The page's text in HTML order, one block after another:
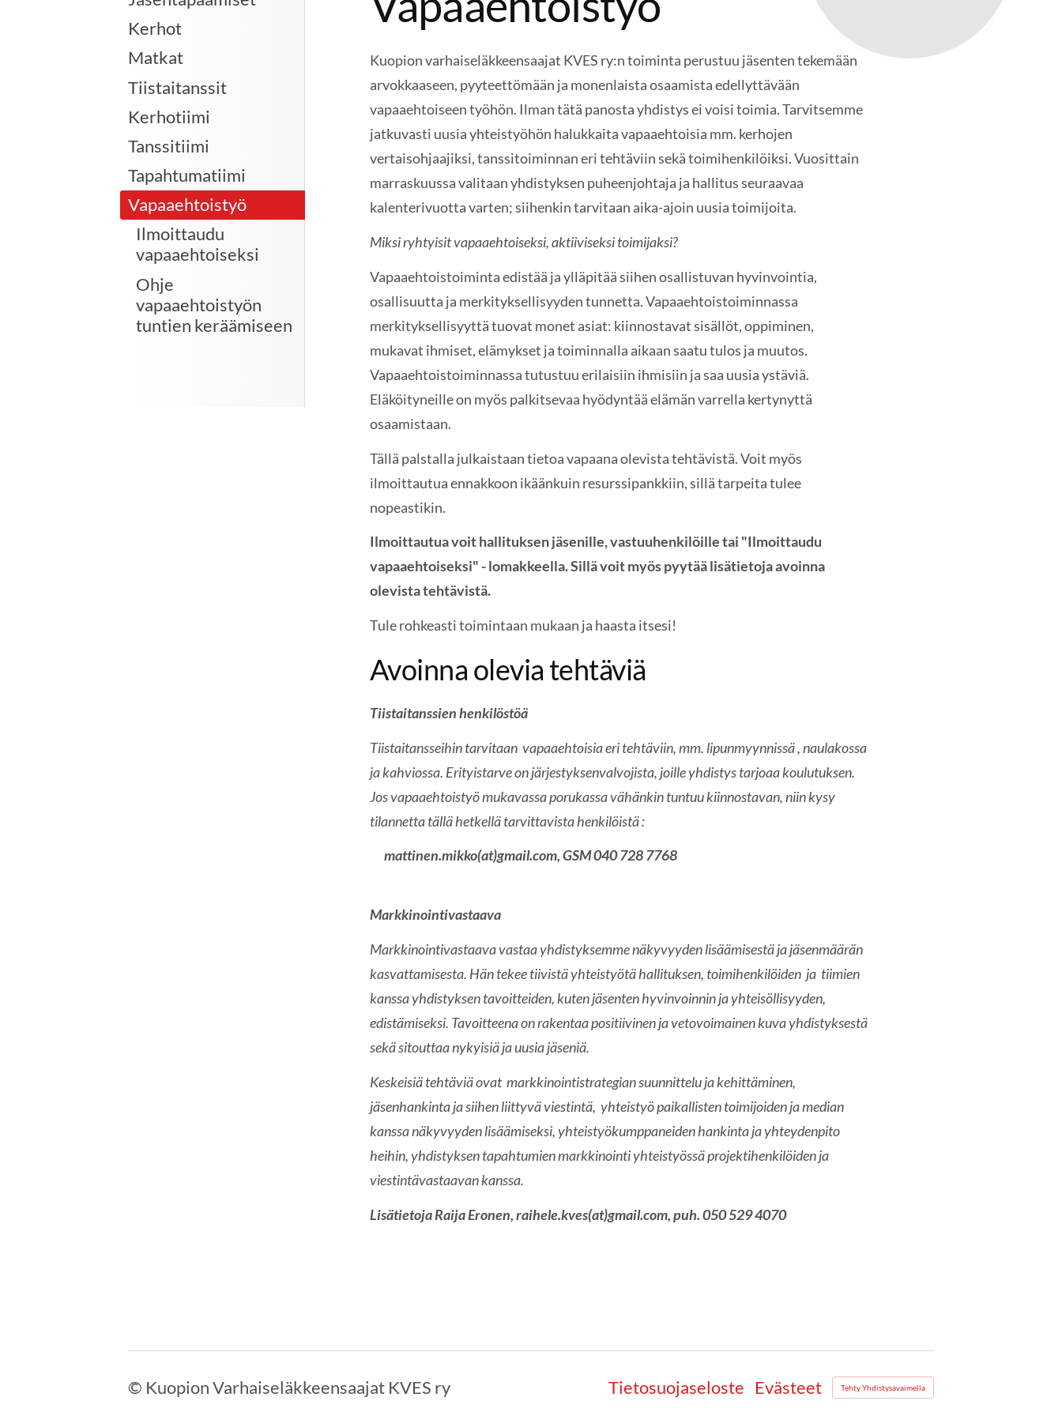
Kerhot
Matkat
Tiistaitanssit
Kerhotiimi
Tanssitiimi
Tapahtumatiimi
Vapaaehtoistyö
Ilmoittaudu
vapaaehtoiseksi
Ohje
vapaaehtoistyön
tuntien keräämiseen
Kuopion varhaiseläkkeensaajat KVES ry:n toiminta perustuu jäsenten tekemään
arvokkaaseen, pyyteettömään ja monenlaista osaamista edellyttävään
vapaaehtoiseen työhön. Ilman tätä panosta yhdistys ei voisi toimia. Tarvitsemme
jatkuvasti uusia yhteistyöhön halukkaita vapaaehtoisia mm. kerhojen
vertaisohjaajiksi, tanssitoiminnan eri tehtäviin sekä toimihenkilöiksi. Vuosittain
marraskuussa valitaan yhdistyksen puheenjohtaja ja hallitus seuraavaa
kalenterivuotta varten; siihenkin tarvitaan aika-ajoin uusia toimijoita.
Miksi ryhtyisit vapaaehtoiseksi, aktiiviseksi toimijaksi?
Vapaaehtoistoiminta edistää ja ylläpitää siihen osallistuvan hyvinvointia,
osallisuutta ja merkityksellisyyden tunnetta. Vapaaehtoistoiminnassa
merkityksellisyyttä tuovat monet asiat: kiinnostavat sisällöt, oppiminen,
mukavat ihmiset, elämykset ja toiminnalla aikaan saatu tulos ja muutos.
Vapaaehtoistoiminnassa tutustuu erilaisiin ihmisiin ja saa uusia ystäviä.
Eläköityneille on myös palkitsevaa hyödyntää elämän varrella kertynyttä
osaamistaan.
Tällä palstalla julkaistaan tietoa vapaana olevista tehtävistä. Voit myös
ilmoittautua ennakkoon ikäänkuin resurssipankkiin, sillä tarpeita tulee
nopeastikin.
Ilmoittautua voit hallituksen jäsenille, vastuuhenkilöille tai "Ilmoittaudu
vapaaehtoiseksi" - lomakkeella. Sillä voit myös pyytää lisätietoja avoinna
olevista tehtävistä.
Tule rohkeasti toimintaan mukaan ja haasta itsesi!
Avoinna olevia tehtäviä
Tiistaitanssien henkilöstöä
Tiistaitansseihin tarvitaan vapaaehtoisia eri tehtäviin, mm. lipunmyynnissä , naulakossa
ja kahviossa. Erityistarve on järjestyksenvalvojista, joille yhdistys tarjoaa koulutuksen.
Jos vapaaehtoistyö mukavassa porukassa vähänkin tuntuu kiinnostavan, niin kysy
tilannetta tällä hetkellä tarvittavista henkilöistä :
mattinen.mikko(at)gmail.com, GSM 040 728 7768
Markkinointivastaava
Markkinointivastaava vastaa yhdistyksemme näkyvyyden lisäämisestä ja jäsenmäärän
kasvattamisesta. Hän tekee tiivistä yhteistyötä hallituksen, toimihenkilöiden ja tiimien
kanssa yhdistyksen tavoitteiden, kuten jäsenten hyvinvoinnin ja yhteisöllisyyden,
edistämiseksi. Tavoitteena on rakentaa positiivinen ja vetovoimainen kuva yhdistyksestä
sekä sitouttaa nykyisiä ja uusia jäseniä.
Keskeisiä tehtäviä ovat markkinointistrategian suunnittelu ja kehittäminen,
jäsenhankinta ja siihen liittyvä viestintä, yhteistyö paikallisten toimijoiden ja median
kanssa näkyvyyden lisäämiseksi, yhteistyökumppaneiden hankinta ja yhteydenpito
heihin, yhdistyksen tapahtumien markkinointi yhteistyössä projektihenkilöiden ja
viestintävastaavan kanssa.
Lisätietoja Raija Eronen, raihele.kves(at)gmail.com, puh. 050 529 4070
© Kuopion Varhaiseläkkeensaajat KVES ry Tietosuojaseloste Evästeet Tehty Yhdistysavaimella